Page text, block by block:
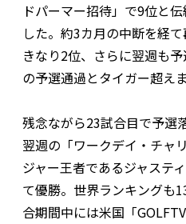
ドパーマー招待」で9位と
した。約3カ月の中断を経
きなり2位、さらに翌週も
の予選通過とタイガー超え
残念ながら23試合目で予選
翌週の「ワークデイ・チャ
ジャー王者であるジャステ
て優勝。世界ランキングも
合期間中には米国「